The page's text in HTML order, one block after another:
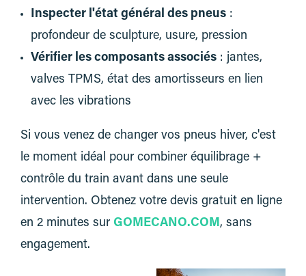
Inspecter l'état général des pneus :
profondeur de sculpture, usure, pression
Vérifier les composants associés : jantes,
valves TPMS, état des amortisseurs en lien
avec les vibrations
Si vous venez de changer vos pneus hiver, c'est
le moment idéal pour combiner équilibrage +
contrôle du train avant dans une seule
intervention. Obtenez votre devis gratuit en ligne
en 2 minutes sur GOMECANO.COM, sans
engagement.